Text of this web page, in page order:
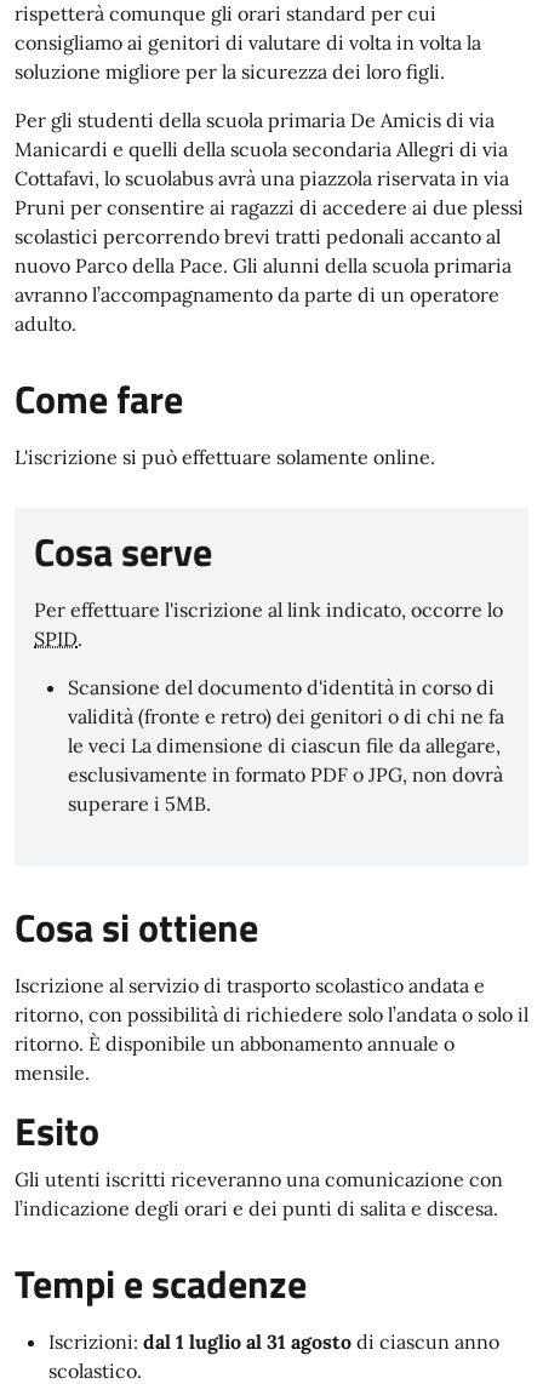
rispetterà comunque gli orari standard per cui
consigliamo ai genitori di valutare di volta in volta la
soluzione migliore per la sicurezza dei loro figli.
Per gli studenti della scuola primaria De Amicis di via
Manicardi e quelli della scuola secondaria Allegri di via
Cottafavi, lo scuolabus avrà una piazzola riservata in via
Pruni per consentire ai ragazzi di accedere ai due plessi
scolastici percorrendo brevi tratti pedonali accanto al
nuovo Parco della Pace. Gli alunni della scuola primaria
avranno l’accompagnamento da parte di un operatore
adulto.
Come fare
L'iscrizione si può effettuare solamente online.
Cosa serve
Per effettuare l'iscrizione al link indicato, occorre lo
SPID.
Scansione del documento d'identità in corso di
validità (fronte e retro) dei genitori o di chi ne fa
le veci La dimensione di ciascun file da allegare,
esclusivamente in formato PDF o JPG, non dovrà
superare i 5MB.
Cosa si ottiene
Iscrizione al servizio di trasporto scolastico andata e
ritorno, con possibilità di richiedere solo l’andata o solo il
ritorno. È disponibile un abbonamento annuale o
mensile.
Esito
Gli utenti iscritti riceveranno una comunicazione con
l’indicazione degli orari e dei punti di salita e discesa.
Tempi e scadenze
Iscrizioni: dal 1 luglio al 31 agosto di ciascun anno
scolastico.